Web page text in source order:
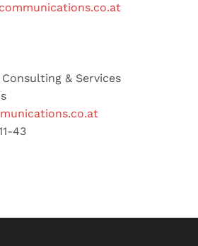
& Services
43